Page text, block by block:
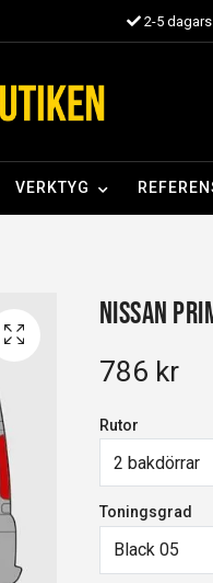
2-5
VERKTYG
Nissan
786 kr
Rutor
2 bakdörrar
Toningsgrad
Black 05